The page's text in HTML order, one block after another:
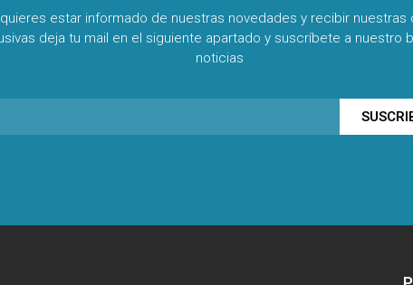
estar informado de nuestras novedades y recibir nuestras
deja tu mail en el siguiente apartado y suscríbete a nuestro
noticias